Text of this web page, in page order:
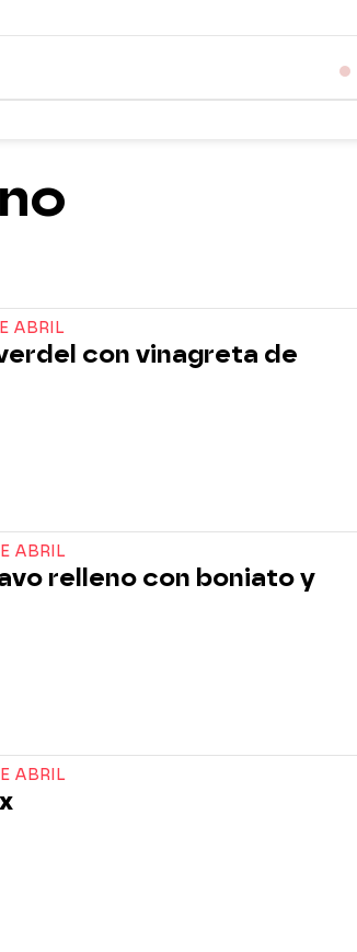
ABRIL
con vinagreta de
ABRIL
relleno con boniato y
ABRIL